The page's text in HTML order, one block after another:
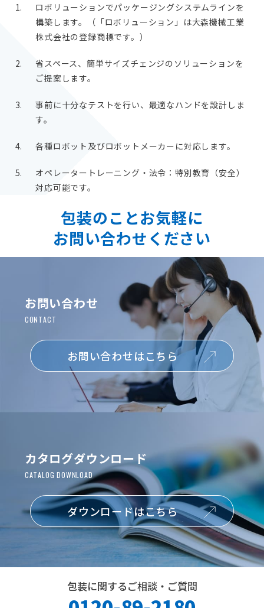
ロボリューションでパッケージングシステムラインを
構築します。（「ロボリューション」は大森機械工業
株式会社の登録商標です。）
省スペース、簡単サイズチェンジのソリューションを
ご提案します。
事前に十分なテストを行い、最適なハンドを設計しま
す。
各種ロボット及びロボットメーカーに対応します。
オペレータートレーニング・法令：特別教育（安全）
対応可能です。
包装のことお気軽に
お問い合わせください
お問い合わせ
お問い合わせはこちら
カタログダウンロード
ダウンロードはこちら
包装に関するご相談・ご質問